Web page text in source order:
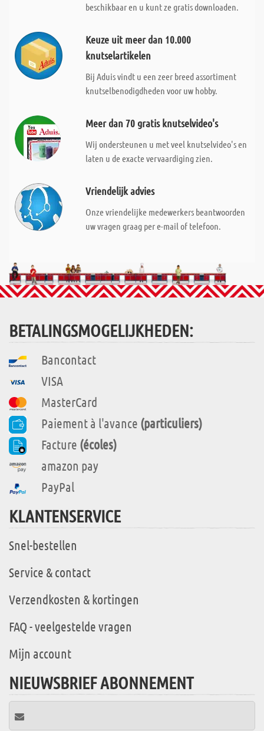
beschikbaar en u kunt ze gratis downloaden.
Keuze uit meer dan 10.000
knutselartikelen
Bij Aduis vindt u een zeer breed assortiment
knutselbenodigdheden voor uw hobby.
Meer dan 70 gratis knutselvideo's
Wij ondersteunen u met veel knutselvideo's en
laten u de exacte vervaardiging zien.
Vriendelijk advies
Onze vriendelijke medewerkers beantwoorden
uw vragen graag per e-mail of telefoon.
BETALINGSMOGELIJKHEDEN:
Bancontact
VISA
MasterCard
Paiement à l'avance (particuliers)
Facture (écoles)
amazon pay
PayPal
KLANTENSERVICE
Snel-bestellen
Service & contact
Verzendkosten & kortingen
FAQ - veelgestelde vragen
Mijn account
NIEUWSBRIEF ABONNEMENT